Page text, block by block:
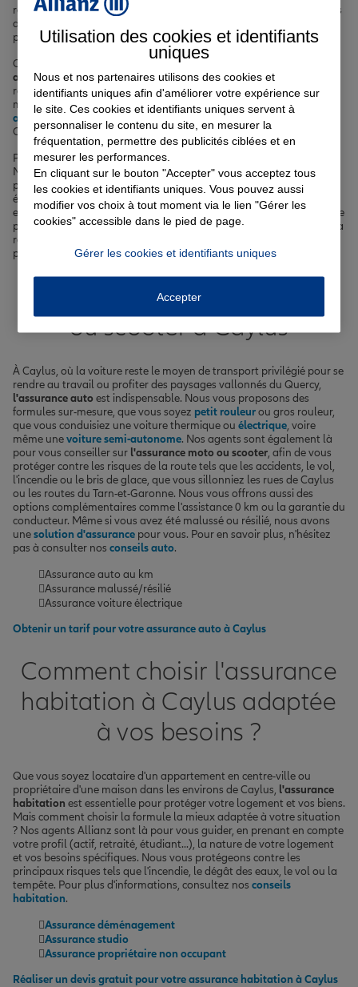
résidiez sur les rives de la Bonnette ou dans le centre historique près
de la place de la Halle, nous sommes là pour vous accompagner et
protéger votre quotidien.
Chez Allianz, nous vous proposons une large gamme d'
adaptées à vos besoins spécifiques. Pour vos déplacements sur les
routes du Quercy Blanc, nous vous offrons une assurance autosur-
mesure. Votre logement et vos biens sont protégés grâce à notre
assurance habitation
, que vous soyez locataire ou propriétaire à
Caylus.
Prendre soin de votre santé et de celle de votre famille est essentiel.
Notrecomplémentaire santévous offre une couverture optimale
pour vos dépenses de santé. Préparer l'avenir sereinement est
également possible avec nos solutions d' assurance vie
. Pour vos
enfants scolarisés à Caylus, notreassurance scolaireleur assure une
protection complète. Enfin, si vous avez un projet immobilier dans la
région, notre
prêt en toute tranquillité.
Votre assurance auto, moto
ou scooter à Caylus
À Caylus, où la voiture reste le moyen de transport privilégié pour se
rendre au travail ou profiter des paysages vallonnés du Quercy,
l'assurance auto est indispensable. Nous vous proposons des
formules sur-mesure, que vous soyez petit rouleurou gros rouleur,
que vous conduisiez une voiture thermique ou électrique, voire
même unevoiture semi-autonome. Nos agents sont également là
pour vous conseiller sur l'assurance moto ou scooter, afin de vous
protéger contre les risques de la route tels que les accidents, le vol,
l'incendie ou le bris de glace, que vous sillonniez les rues de Caylus
ou les routes du Tarn-et-Garonne. Nous vous offrons aussi des
options complémentaires comme l'assistance 0 km ou la garantie du
conducteur. Même si vous avez été malussé ou résilié, nous avons
unesolution d'assurance pour vous. Pour en savoir plus, n'hésitez
pas à consulter nos conseils auto.
Assurance auto au km
Assurance malussé/résilié
Assurance voiture électrique
Obtenir un tarif pour votre assurance auto à Caylus
Comment choisir l'assurance
habitation à Caylus adaptée
à vos besoins ?
Que vous soyez locataire d'un appartement en centre-ville ou
propriétaire d'une maison dans les environs de Caylus, l'assurance
habitation est essentielle pour protéger votre logement et vos biens.
Mais comment choisir la formule la mieux adaptée à votre situation
? Nos agents Allianz sont là pour vous guider, en prenant en compte
votre profil (actif, retraité, étudiant...), la nature de votre logement
et vos besoins spécifiques. Nous vous protégeons contre les
principaux risques tels que l'incendie, le dégât des eaux, le vol ou la
tempête. Pour plus d'informations, consultez nos conseils
habitation.
Assurance déménagement
Assurance studio
Assurance propriétaire non occupant
Réaliser un devis gratuit pour votre assurance habitation à Caylus
Utilisation des cookies et identifiants
uniques
Nous et nos partenaires utilisons des cookies et
identifiants uniques afin d'améliorer votre expérience sur
le site. Ces cookies et identifiants uniques servent à
personnaliser le contenu du site, en mesurer la
fréquentation, permettre des publicités ciblées et en
mesurer les performances.
En cliquant sur le bouton "Accepter" vous acceptez tous
les cookies et identifiants uniques. Vous pouvez aussi
modifier vos choix à tout moment via le lien "Gérer les
cookies" accessible dans le pied de page.
Gérer les cookies et identifiants uniques
Accepter